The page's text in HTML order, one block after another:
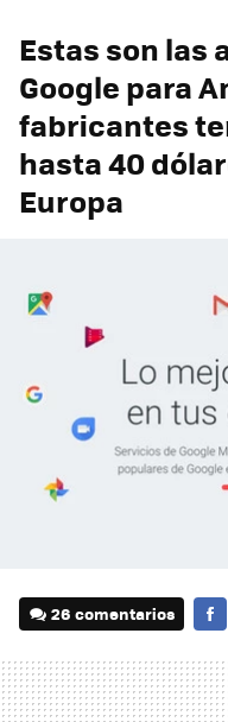
Estas son las
Google para
fabricantes
hasta 40
Europa
26 comentarios